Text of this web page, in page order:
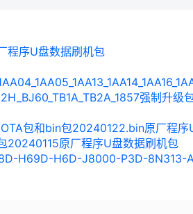
拷贝到U盘的根目录下。 ②、在关机
程序U盘数据刷机包
强制升
包和bin包20240122.bin原厂程序
20240115原厂程序U盘数据刷机包
H69D-H6D-J8000-P3D-8N313-